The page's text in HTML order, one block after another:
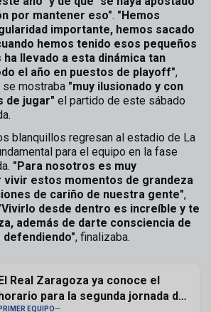
por mantener eso". "Hemos
importante, hemos sacado
hemos tenido esos pequeños
llevado a esta dinámica tan
el año en puestos de playoff",
se mostraba "muy ilusionado y con
de jugar" el partido de este sábado
blanquillos regresan al estadio de La
para el equipo en la fase
"Para nosotros es muy
vivir estos momentos de grandeza
de cariño de nuestra gente",
desde dentro es increíble y te
además de darte consciencia de
defendiendo", finalizaba.
Real Zaragoza ya conoce el
para la segunda jornada de
PRIMER EQUIPO